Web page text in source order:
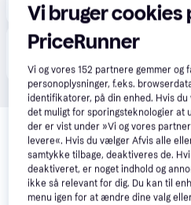
Produktet fås også hos 1
Relaterede
Se vores forslag til andre
interesser. Vis alle
Vi bruger cookies
PriceRunner
Vi og vores152 partnere gemmer og
personoplysninger, f.eks.
identifikatorer, på din enhed. Hvis
det muligt for sporingsteknologier at
der er vist under »Vi og vores
levere«. Hvis du vælger Afvis alle
samtykke tilbage, deaktiveres de.
deaktiveret, er noget indhold og
ikke så relevant for dig. Du kan til
menu igen for at ændre dine valg